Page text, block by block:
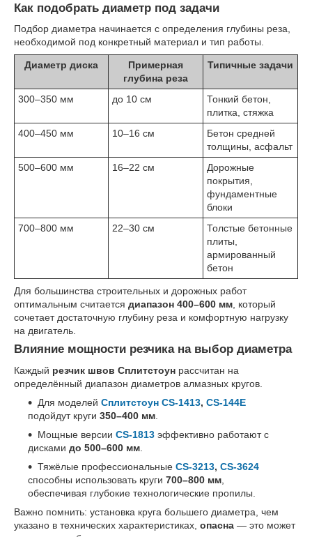
Как подобрать диаметр под задачи
Подбор диаметра начинается с определения глубины реза,
необходимой под конкретный материал и тип работы.
Диаметр диска
Примерная
глубина реза
Типичные задачи
300–350 мм до 10 см
Тонкий бетон,
плитка, стяжка
400–450 мм
10–16 см
Бетон средней
толщины, асфальт
500–600 мм
16–22 см
Дорожные
покрытия,
фундаментные
блоки
700–800 мм
22–30 см
Толстые бетонные
плиты,
армированный
бетон
Для большинства строительных и дорожных работ
оптимальным считается диапазон 400–600 мм, который
сочетает достаточную глубину реза и комфортную нагрузку
на двигатель.
Влияние мощности резчика на выбор диаметра
Каждый резчик швов Сплитстоун рассчитан на
определённый диапазон диаметров алмазных кругов.
Для моделей Сплитстоун CS-1413, CS-144E
подойдут круги 350–400 мм
Мощные версии CS-1813 эффективно работают с
дисками до 500–600 мм
Тяжёлые профессиональные CS-3213, CS-3624
способны использовать круги 700–800 мм
обеспечивая глубокие технологические пропилы.
Важно помнить: установка круга большего диаметра, чем
указано в технических характеристиках, опасна — это может